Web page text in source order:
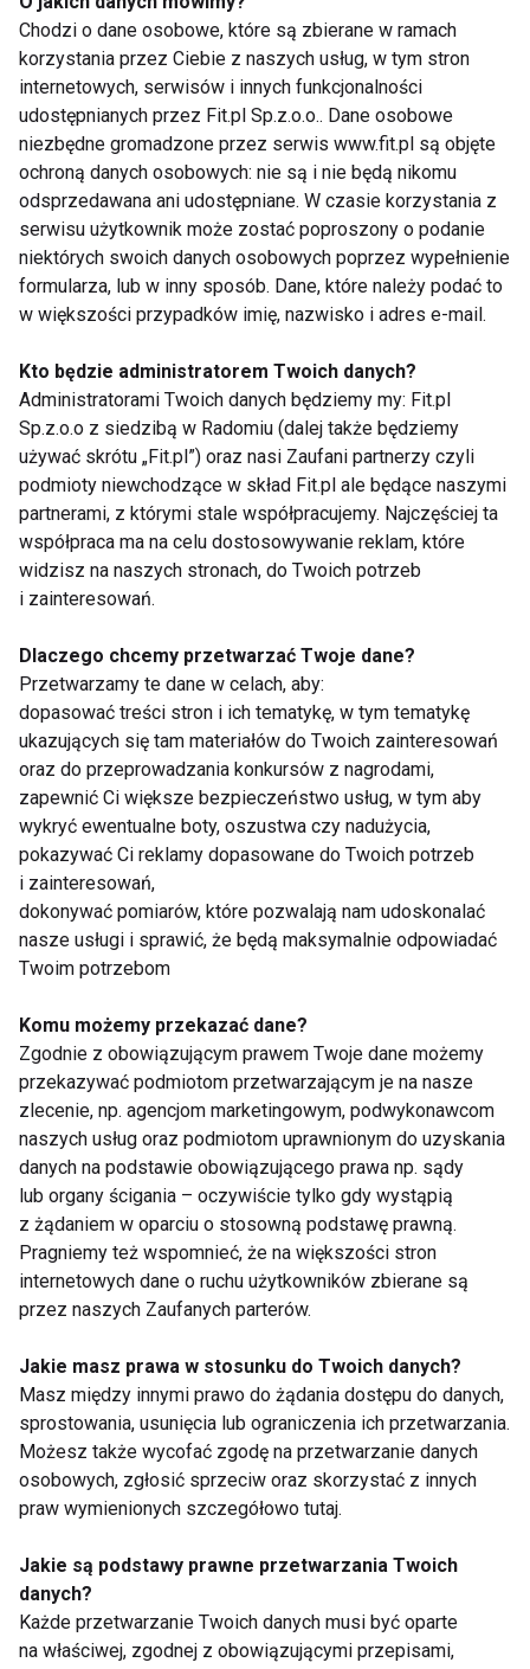
owocowych. Jak to się dzieje? Aby przetrawić zimne
potrawy, organizm musi je uprzednio ogrzać, a w ten
sposób jest zmuszony do większego nakładu
energii.
Z tego samego powodu na deser najlepiej podać
lody – oczywiście bez dodatkowych ciasteczek,
posypek i bitej śmietany. Co prawda lody również
zawierają kalorie, ale są one szybciej i efektywniej
spalane niż w przypadku np. ciastka z kremem.
bez nadmiernej ilości cukru, a najlepiej sprawdzają
się wszelkie sorbety z prawdziwych owoców.
Rozsądek nade wszystko
Aby chudnąć w przemyślany sposób, powinniśmy
starannie komponować swój jadłospis – to złota
zasada każdej diety. Nie oczekujmy również cudów
– ograniczenie diety wyłącznie do produktów
sprzyjających ujemnemu bilansowi
energetycznemu może wywołać osłabienie
organizmu, któremu nie dostarczymy wszystkich
cennych składników, dlatego dietetycy nie zalecają
takiego rozwiązania. Lepiej odchudzać się z głową,
zwiększając udział owoców i warzyw w codziennej
diecie, sięgając częściej po ananasy, grejpfruty i
papryczki chili, ale nie zapominając też o fasoli,
kawałku ryby lub piersi z kurczaka. Bo przecież
ujemne kalorie to jeszcze nie wszystko.
wygodnadieta.pl/www.fit.pl
WITAMINY BŁONNIK JEDZENIE RAK
JADŁOSPIS BIAŁKA DIETY RYBY
PRODUKTY WARZYWA OWOCE KALORIE
DIETA ODCHUDZAJĄCA DIETA
witaminy
Dlaczego warto
Witamina B5 -
Chodzi o dane osobowe, które są zbierane w ramach
korzystania przez Ciebie z naszych usług, w tym stron
internetowych, serwisów i innych funkcjonalności
udostępnianych przez Fit.pl Sp.z.o.o.. Dane osobowe
niezbędne gromadzone przez serwis www.fit.pl są objęte
ochroną danych osobowych: nie są i nie będą nikomu
odsprzedawana ani udostępniane. W czasie korzystania z
serwisu użytkownik może zostać poproszony o podanie
niektórych swoich danych osobowych poprzez wypełnienie
formularza, lub w inny sposób. Dane, które należy podać to
w większości przypadków imię, nazwisko i adres e-mail.
Kto będzie administratorem Twoich danych?
Administratorami Twoich danych będziemy my: Fit.pl
Sp.z.o.o z siedzibą w Radomiu (dalej także będziemy
używać skrótu „Fit.pl”) oraz nasi Zaufani partnerzy czyli
podmioty niewchodzące w skład Fit.pl ale będące naszymi
partnerami, z którymi stale współpracujemy. Najczęściej ta
współpraca ma na celu dostosowywanie reklam, które
widzisz na naszych stronach, do Twoich potrzeb
i zainteresowań.
Dlaczego chcemy przetwarzać Twoje dane?
Przetwarzamy te dane w celach, aby:
dopasować treści stron i ich tematykę, w tym tematykę
ukazujących się tam materiałów do Twoich zainteresowań
oraz do przeprowadzania konkursów z nagrodami,
zapewnić Ci większe bezpieczeństwo usług, w tym aby
wykryć ewentualne boty, oszustwa czy nadużycia,
pokazywać Ci reklamy dopasowane do Twoich potrzeb
i zainteresowań,
dokonywać pomiarów, które pozwalają nam udoskonalać
nasze usługi i sprawić, że będą maksymalnie odpowiadać
Twoim potrzebom
Komu możemy przekazać dane?
Zgodnie z obowiązującym prawem Twoje dane możemy
przekazywać podmiotom przetwarzającym je na nasze
zlecenie, np. agencjom marketingowym, podwykonawcom
naszych usług oraz podmiotom uprawnionym do uzyskania
danych na podstawie obowiązującego prawa np. sądy
lub organy ścigania – oczywiście tylko gdy wystąpią
z żądaniem w oparciu o stosowną podstawę prawną.
Pragniemy też wspomnieć, że na większości stron
internetowych dane o ruchu użytkowników zbierane są
przez naszych Zaufanych parterów.
Jakie masz prawa w stosunku do Twoich danych?
Masz między innymi prawo do żądania dostępu do danych,
sprostowania, usunięcia lub ograniczenia ich przetwarzania.
Możesz także wycofać zgodę na przetwarzanie danych
osobowych, zgłosić sprzeciw oraz skorzystać z innych
praw wymienionych szczegółowo tutaj.
Jakie są podstawy prawne przetwarzania Twoich
danych?
Każde przetwarzanie Twoich danych musi być oparte
na właściwej, zgodnej z obowiązującymi przepisami,